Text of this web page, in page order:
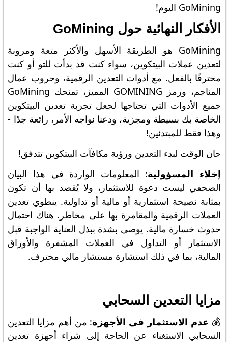
GoMining اليوم!
الأفكار النهائية حول GoMining
GoMining هو الطريقة الأسهل والأكثر متعة ومرونة
لتعدين عملات البيتكوين، سواء كنت قد بدأت للتو أو كنت
محترفًا بالفعل. مع أدوات التعدين الرقمية، وحروب عمال
المناجم، ورمز GOMINING المميز، تمنحك GoMining
جميع الأدوات التي تحتاجها لجعل تجربة تعدين البيتكوين
الخاصة بك بسيطة ومجزية، ودعنا نواجه الأمر، رائعة جدًا -
وهذا فقط للمبتدئين!
حان الوقت لبدء التعدين ورؤية مكافآت البيتكوين تتدفق!
إخلاء المسؤولية: المعلومات الواردة في هذا البيان
الصحفي ليست دعوة للاستثمار، ولا يُقصد بها أن تكون
بمثابة نصيحة استثمارية أو مالية أو تداولية. ينطوي تعدين
العملات الرقمية والمقامرة بها على مخاطر. هناك احتمال
حدوث خسارة مالية. يوصى بشدة ببذل العناية الواجبة قبل
الاستثمار أو التداول في العملات المشفرة والأوراق
المالية، بما في ذلك استشارة مستشار مالي محترف.
مزايا التعدين السحابي
💰 عدم الاستثمار في الأجهزة: من أهم مزايا التعدين
السحابي الاستغناء عن الحاجة إلى شراء أجهزة تعدين